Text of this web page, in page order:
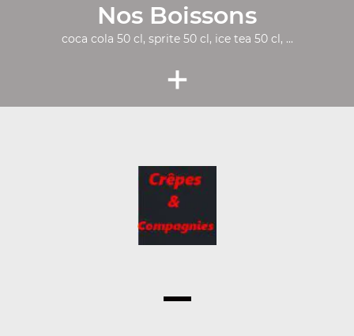
Nos Boissons
coca cola 50 cl, sprite 50 cl, ice tea 50 cl, ...
+